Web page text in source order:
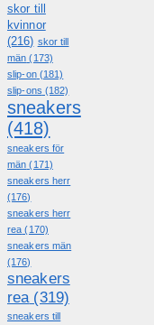
skor till
kvinnor
(216) skor till
män (173)
slip-on(181)
slip-ons (182)
sneakers
(418)
sneakers för
män (171)
sneakers herr
(176)
sneakers herr
rea (170)
sneakers män
(176)
sneakers
rea (319)
sneakers till